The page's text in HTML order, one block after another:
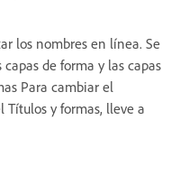
los nombres en línea. Se
de forma y las capas
Para cambiar el
y formas, lleve a